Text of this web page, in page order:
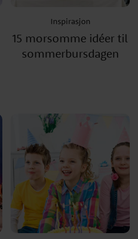
Inspirasjon
15 morsomme idéer til
sommerbursdagen